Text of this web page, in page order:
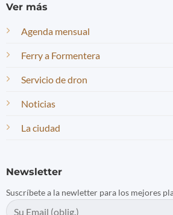
Ver más
Agenda mensual
Ferry a Formentera
Servicio de dron
Noticias
La ciudad
Newsletter
Suscríbete a la newletter para los mejores